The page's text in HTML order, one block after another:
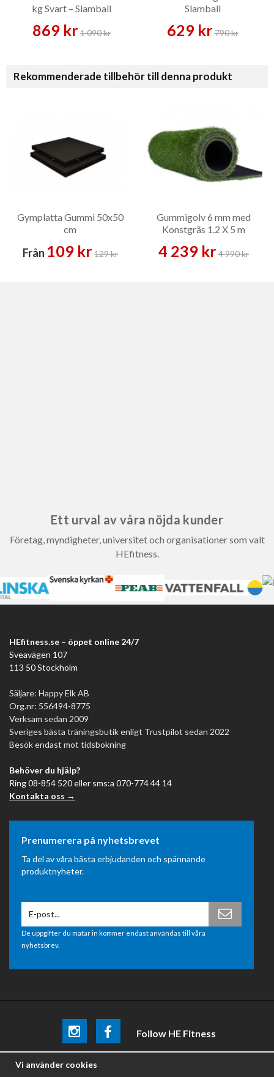
kg Svart – Slamball
869 kr1 090 kr
Slamball
629 kr790 kr
Rekommenderade tillbehör till denna produkt
Gymplatta Gummi 50x50
cm
Från 109 kr129 kr
Gummigolv 6 mm med
Konstgräs 1.2 X 5 m
4 239 kr4 990 kr
Ett urval av våra nöjda kunder
Företag, myndigheter, universitet och organisationer som valt
HEfitness.
HEfitness.se – öppet online 24/7
Sveavägen 107
113 50 Stockholm
Säljare: Happy Elk AB
Org.nr: 556494-8775
Verksam sedan 2009
Sveriges bästa träningsbutik enligt Trustpilot sedan 2022
Besök endast mot tidsbokning
Behöver du hjälp?
Ring 08-854 520 eller sms:a 070-774 44 14
Kontakta oss →
Prenumerera på nyhetsbrevet
Ta del av våra bästa erbjudanden och spännande
produktnyheter.
De uppgifter du matar in kommer endast användas till våra
nyhetsbrev.
Follow HE Fitness
Be the firstto know aboutpromotions, news and training
Vi använder cookies